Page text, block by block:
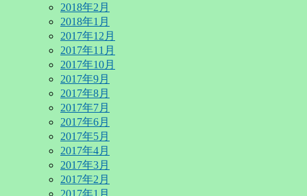
2018年2月
2018年1月
2017年12月
2017年11月
2017年10月
2017年9月
2017年8月
2017年7月
2017年6月
2017年5月
2017年4月
2017年3月
2017年2月
2017年1月